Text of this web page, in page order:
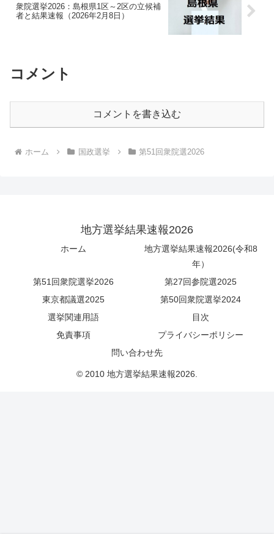
衆院選挙2026：島根県1区～2区の立候補
者と結果速報（2026年2月8日）
コメント
コメントを書き込む
ホーム 国政選挙 第51回衆院選2026
地方選挙結果速報2026
ホーム
地方選挙結果速報2026(令和8
年）
第51回衆院選挙2026
第27回参院選2025
東京都議選2025
第50回衆院選挙2024
選挙関連用語
目次
免責事項
プライバシーポリシー
問い合わせ先
© 2010 地方選挙結果速報2026.